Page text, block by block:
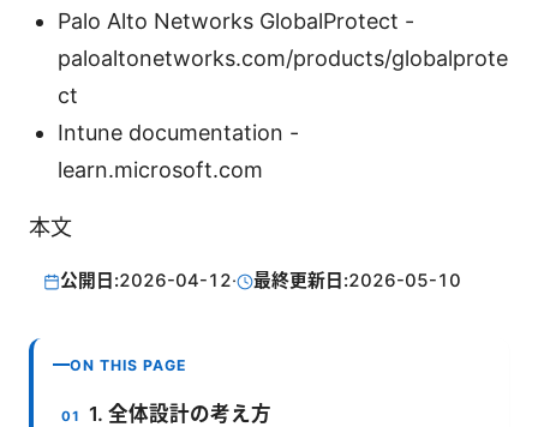
Palo Alto Networks GlobalProtect -
paloaltonetworks.com/products/globalprote
ct
Intune documentation -
learn.microsoft.com
本文
公開日:2026-04-12· 最終更新日:2026-05-10
ON THIS PAGE
1. 全体設計の考え方